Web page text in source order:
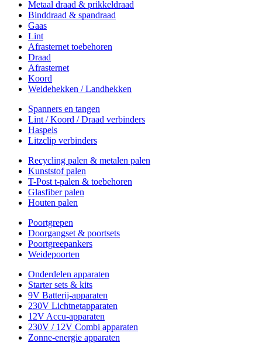
Metaal draad & prikkeldraad
Binddraad & spandraad
Gaas
Lint
Afrasternet toebehoren
Draad
Afrasternet
Koord
Weidehekken / Landhekken
Spanners en tangen
Lint / Koord / Draad verbinders
Haspels
Litzclip verbinders
Recycling palen & metalen palen
Kunststof palen
T-Post t-palen & toebehoren
Glasfiber palen
Houten palen
Poortgrepen
Doorgangset & poortsets
Poortgreepankers
Weidepoorten
Onderdelen apparaten
Starter sets & kits
9V Batterij-apparaten
230V Lichtnetapparaten
12V Accu-apparaten
230V / 12V Combi apparaten
Zonne-energie apparaten